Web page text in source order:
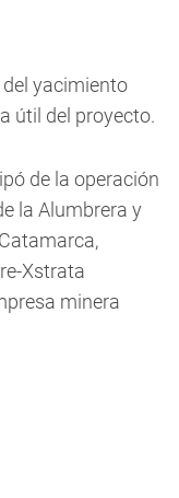
yacimiento
útil del proyecto.
de la operación
la Alumbrera y
Xstrata
minera